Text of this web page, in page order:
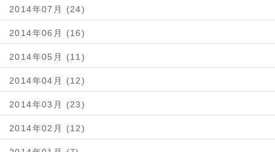
2014年07月 (24)
2014年06月 (16)
2014年05月 (11)
2014年04月 (12)
2014年03月 (23)
2014年02月 (12)